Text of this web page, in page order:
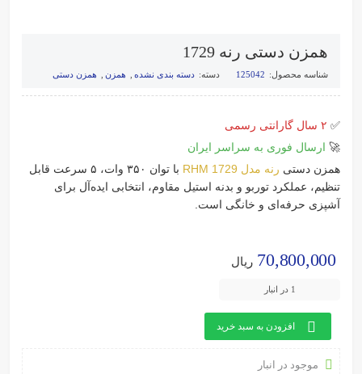
همزن دستی رنه 1729
شناسه محصول: 125042 دسته: دسته بندی نشده همزن همزن دستی
✅ ۲ سال گارانتی رسمی
🚀 ارسال فوری به سراسر ایران
همزن دستی رنه مدل RHM 1729
با توان ۳۵۰ وات، ۵ سرعت قابل
تنظیم، عملکرد توربو و بدنه استیل مقاوم، انتخابی ایده‌آل برای
آشپزی حرفه‌ای و خانگی است.
70,800,000 ریال
1 در انبار
افزودن به سبد خرید
موجود در انبار